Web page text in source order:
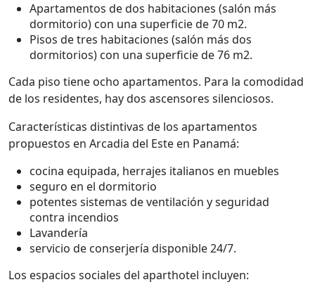
Apartamentos de dos habitaciones (salón más
dormitorio) con una superficie de 70 m2.
Pisos de tres habitaciones (salón más dos
dormitorios) con una superficie de 76 m2.
Cada piso tiene ocho apartamentos. Para la comodidad
de los residentes, hay dos ascensores silenciosos.
Características distintivas de los apartamentos
propuestos en Arcadia del Este en Panamá:
cocina equipada, herrajes italianos en muebles
seguro en el dormitorio
potentes sistemas de ventilación y seguridad
contra incendios
Lavandería
servicio de conserjería disponible 24/7.
Los espacios sociales del aparthotel incluyen: